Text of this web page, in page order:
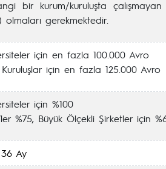
bir kurum/kuruluşta
olmaları gerekmektedir.
için en fazla 100.000 Avro
için en fazla 125.000 Avro
için %100
%75, Büyük Ölçekli Şirketler için
Ay